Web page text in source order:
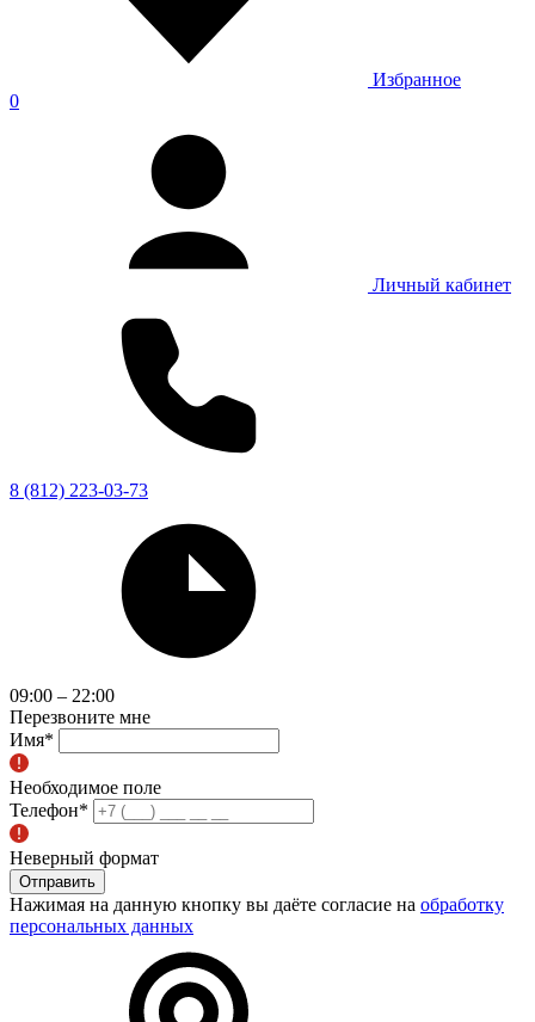
Избранное
0
Личный кабинет
8 (812) 223-03-73
09:00 – 22:00
Перезвоните мне
Имя*
Необходимое поле
Телефон*
Неверный формат
Отправить
Нажимая на данную кнопку вы даёте согласие на обработку
персональных данных